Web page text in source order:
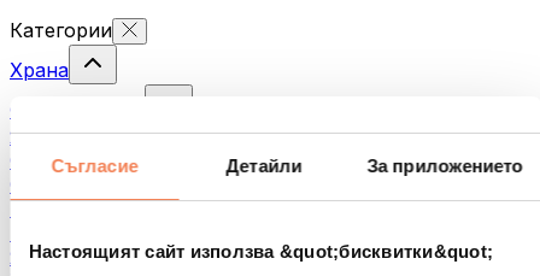
Съгласие Детайли За приложението
Настоящият сайт използва &quot;бисквитки&quot;
Категории
Храна
Фитнес храна
Ядки
Семена
Спредове и кремове за мазане
Риба
Яйца